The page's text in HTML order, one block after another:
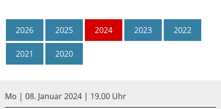
2026 2025 2024 2023 2022
2021 2020
Mo | 08. Januar 2024 | 19.00 Uhr